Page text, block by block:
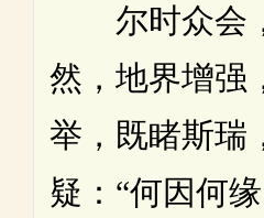
尔时众会
然，地界增强
举，既睹斯瑞
疑：“何因何